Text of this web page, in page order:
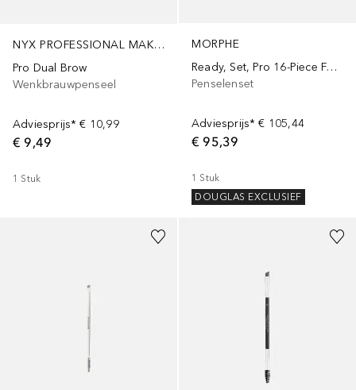
NYX PROFESSIONAL MAKEUP
Pro Dual Brow
Wenkbrauwpenseel
Adviesprijs* € 10,99
€ 9,49
1 Stuk
MORPHE
Ready, Set, Pro 16-Piece Face & Eye Brush Set
Penselenset
Adviesprijs* € 105,44
€ 95,39
1 Stuk
DOUGLAS EXCLUSIEF